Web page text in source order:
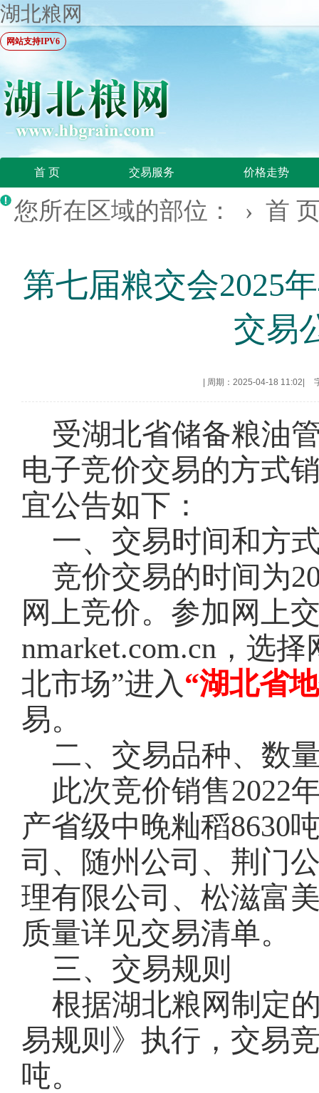
湖北粮网
网站支持IPV6
首 页 交易服务 价格走势
您所在区域的部位： › 首
第七届粮交会2025
交易
周期：2025-04-18 11:02
受湖北省储备粮油
电子竞价交易的方式
宜公告如下：
一、交易时间和方
竞价交易的时间为
网上竞价。参加网上
nmarket.com.cn，选
北市场”进入“湖北省
易。
二、交易品种、数
此次竞价销售2022
产省级中晚籼稻8630
司、随州公司、荆门
理有限公司、松滋富
质量详见交易清单。
三、交易规则
根据湖北粮网制定
易规则》执行，交易
吨。